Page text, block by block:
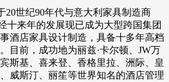
20世纪90年代与意大利家具制造商
十来年的发展现已成为大型跨国集团
酒店家具设计制造，具备十多年高档
目前，成功地为丽兹·卡尔顿、JW万
斯基、喜来登、香格里拉、洲际、皇
威斯汀、丽笙等世界知名的酒店管理